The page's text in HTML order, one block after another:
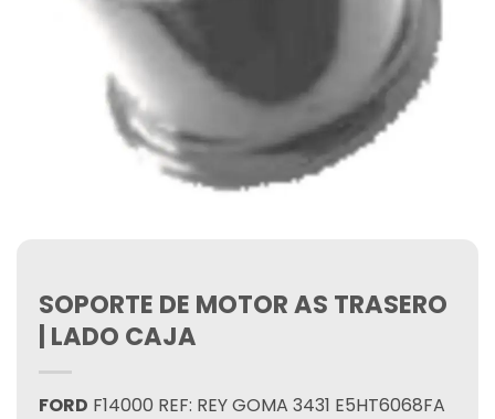
SOPORTE DE MOTOR AS TRASERO
| LADO CAJA
FORD F14000 REF: REY GOMA 3431 E5HT6068FA